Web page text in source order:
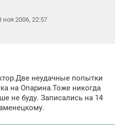
ноя 2006, 22:57
неудачные попытки
на Опарина.Тоже никогда
не буду. Записались на 14